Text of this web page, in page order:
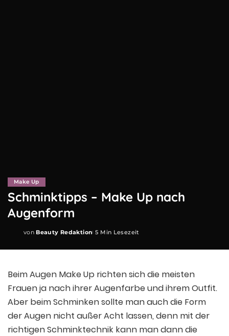
Make Up
Schminktipps – Make Up nach
Augenform
Posted
von Beauty Redaktion 5 Min Lesezeit
Beim Augen Make Up richten sich die meisten
Frauen ja nach ihrer Augenfarbe und ihrem Outfit.
Aber beim Schminken sollte man auch die Form
der Augen nicht außer Acht lassen, denn mit der
richtigen Schminktechnik kann man dann die